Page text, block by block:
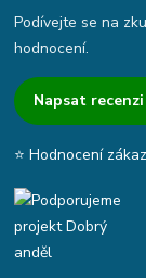
Podívejte se na
hodnocení.
Napsat
⭐ Hodnocení